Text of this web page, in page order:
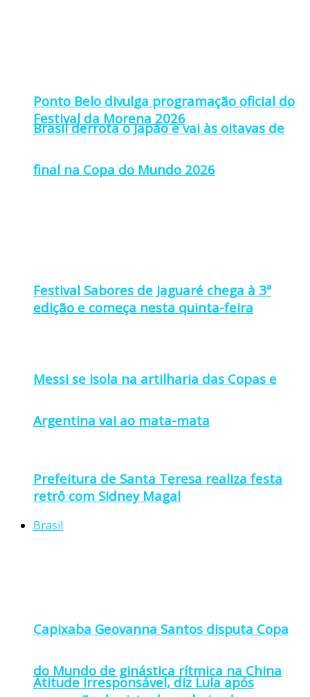
Brasil derrota o Japão e vai às oitavas de
final na Copa do Mundo 2026
Messi se isola na artilharia das Copas e
Argentina vai ao mata-mata
Capixaba Geovanna Santos disputa Copa
do Mundo de ginástica rítmica na China
Ponto Belo divulga programação oficial do
Festival da Morena 2026
Festival Sabores de Jaguaré chega à 3ª
edição e começa nesta quinta-feira
Prefeitura de Santa Teresa realiza festa
retrô com Sidney Magal
Brasil
Atitude irresponsável, diz Lula após